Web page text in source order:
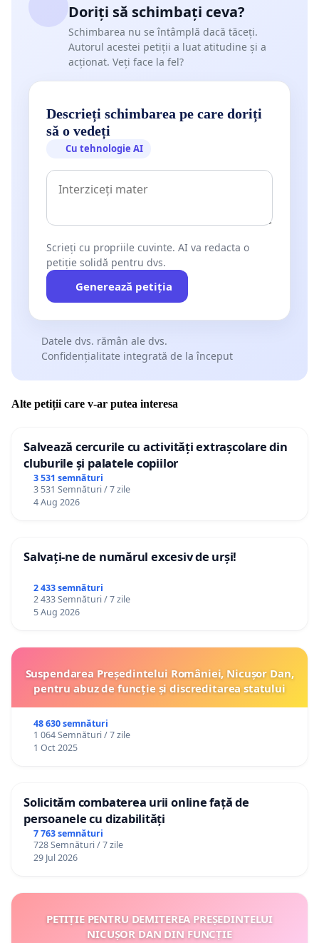
Doriți să schimbați ceva?
Schimbarea nu se întâmplă dacă tăceți.
Autorul acestei petiții a luat atitudine și a
acționat. Veți face la fel?
Descrieți schimbarea pe care doriți
să o vedeți
Cu tehnologie AI
Scrieți cu propriile cuvinte. AI va redacta o
petiție solidă pentru dvs.
Generează petiția
Datele dvs. rămân ale dvs.
Confidențialitate integrată de la început
Alte petiții care v-ar putea interesa
Salvează cercurile cu activități extrașcolare din
cluburile și palatele copiilor
3 531 semnături
3 531 Semnături / 7 zile
4 Aug 2026
Salvați-ne de numărul excesiv de urși!
2 433 semnături
2 433 Semnături / 7 zile
5 Aug 2026
Suspendarea Președintelui României, Nicușor Dan,
pentru abuz de funcție și discreditarea statului
48 630 semnături
1 064 Semnături / 7 zile
1 Oct 2025
Solicităm combaterea urii online față de
persoanele cu dizabilități
7 763 semnături
728 Semnături / 7 zile
29 Jul 2026
PETIȚIE PENTRU DEMITEREA PREȘEDINTELUI
NICUȘOR DAN DIN FUNCȚIE